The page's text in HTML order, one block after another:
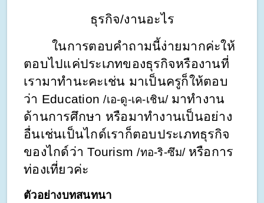
ธุรกิจ/งานอะไร
ในการตอบคำถามนี้ง่ายมากค่ะให้
ตอบไปแค่ประเภทของธุรกิจหรืองานที่
เรามาทำนะคะเช่น มาเป็นครูก็ให้ตอบ
ว่า Education /เอ-ดู-เค-เชิน/ มาทำงาน
ด้านการศึกษา หรือมาทำงานเป็นอย่าง
อื่นเช่นเป็นไกด์เราก็ตอบประเภทธุรกิจ
ของไกด์ว่า Tourism /ทอ-ริ-ซึม/ หรือการ
ท่องเที่ยวค่ะ
ตัวอย่างบทสนทนา